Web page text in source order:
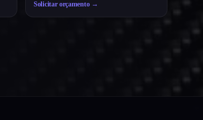
Solicitar orçamento→